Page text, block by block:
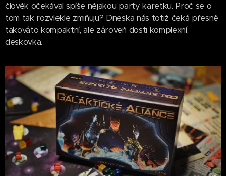
člověk očekával spíše nějakou party karetku. Proč se o
tom tak rozvlekle zmiňuju? Dneska nás totiž čeká přesně
takováto kompaktní, ale zároveň dosti komplexní,
deskovka.